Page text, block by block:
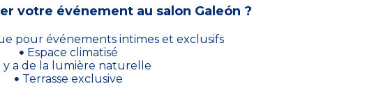
votre événement au salon Galeón ?
pour événements intimes et exclusifs
Espace climatisé
y a de la lumière naturelle
Terrasse exclusive